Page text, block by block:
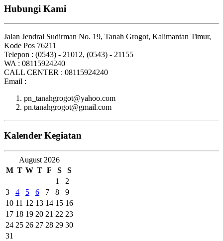
Hubungi Kami
Jalan Jendral Sudirman No. 19, Tanah Grogot, Kalimantan Timur,
Kode Pos 76211
Telepon : (0543) - 21012, (0543) - 21155
WA : 08115924240
CALL CENTER : 08115924240
Email :
pn_tanahgrogot@yahoo.com
pn.tanahgrogot@gmail.com
Kalender Kegiatan
August 2026
M T W T F S
S
1
2
3
4 5 6 7 8
9
10 11 12 13 14 15 16
17 18 19 20 21 22 23
24 25 26 27 28 29 30
31